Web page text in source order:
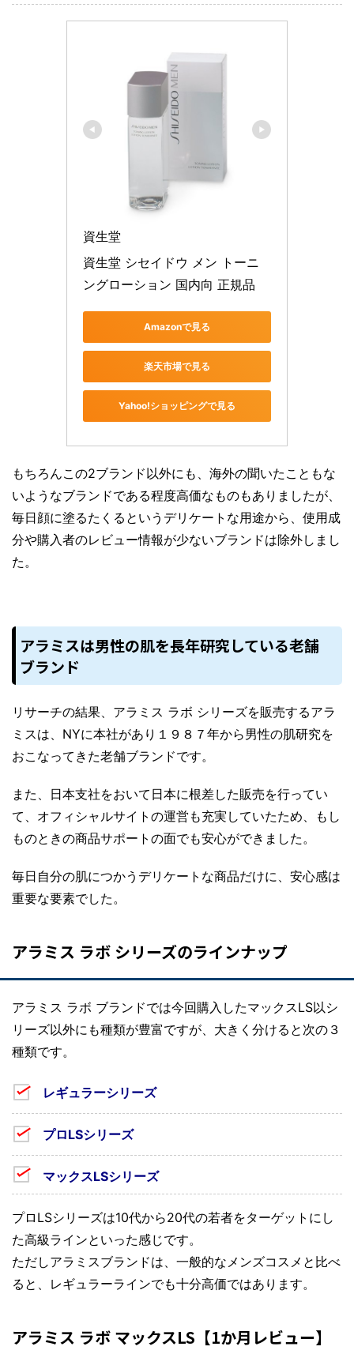
資生堂
資生堂 シセイドウ メン トーニ
ングローション 国内向 正規品
Amazonで見る
楽天市場で見る
Yahoo!ショッピングで見る
もちろんこの2ブランド以外にも、海外の聞いたこともな
いようなブランドである程度高価なものもありましたが、
毎日顔に塗るたくるというデリケートな用途から、使用成
分や購入者のレビュー情報が少ないブランドは除外しまし
た。
アラミスは男性の肌を長年研究している老舗
ブランド
リサーチの結果、アラミス ラボ シリーズを販売するアラ
ミスは、NYに本社があり１９８７年から男性の肌研究を
おこなってきた老舗ブランドです。
また、日本支社をおいて日本に根差した販売を行ってい
て、オフィシャルサイトの運営も充実していたため、もし
ものときの商品サポートの面でも安心ができました。
毎日自分の肌につかうデリケートな商品だけに、安心感は
重要な要素でした。
アラミス ラボ シリーズのラインナップ
アラミス ラボ ブランドでは今回購入したマックスLS以シ
リーズ以外にも種類が豊富ですが、大きく分けると次の３
種類です。
レギュラーシリーズ
プロLSシリーズ
マックスLSシリーズ
プロLSシリーズは10代から20代の若者をターゲットにし
た高級ラインといった感じです。
ただしアラミスブランドは、一般的なメンズコスメと比べ
ると、レギュラーラインでも十分高価ではあります。
アラミス ラボ マックスLS【1か月レビュー】